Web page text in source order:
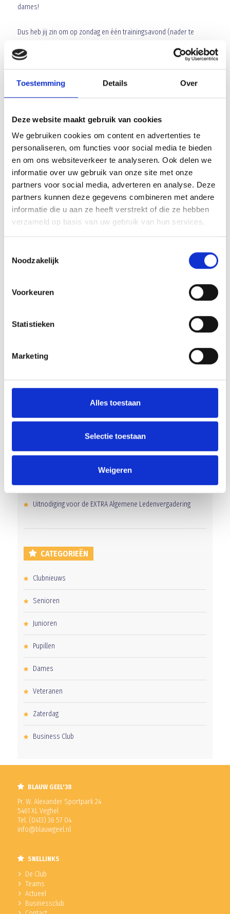
Toestemming Details Over
Deze website maakt gebruik van cookies
We gebruiken cookies om content en advertenties te
personaliseren, om functies voor social media te bieden
en om ons websiteverkeer te analyseren. Ook delen we
informatie over uw gebruik van onze site met onze
partners voor social media, adverteren en analyse. Deze
partners kunnen deze gegevens combineren met andere
informatie die u aan ze heeft verstrekt of die ze hebben
verzameld op basis van uw gebruik van hun services.
Noodzakelijk
Voorkeuren
Statistieken
Marketing
Alles toestaan
Selectie toestaan
Weigeren
dames!
Dus heb jij zin om op zondag en één trainingsavond (nader te
dan voor maandag 1 mei een berichtje naar:
blauwgeel38@hotmail.com
Groeten,
Dames 1
Array
Twitter FacebookWhatsApp
Beste leden en sponsoren van Blauw Geel’38/JUMBO
Effectiviteitstrainer kiest voor Businessclub BlauwGeel’38
Groot onderhoud op ons sportpark
Uitnodiging voor de EXTRA Algemene Ledenvergadering
CATEGORIEËN
Clubnieuws
Senioren
Junioren
Pupillen
Dames
Veteranen
Zaterdag
Business Club
BLAUW GEEL'38
Pr. W. Alexander Sportpark 24
5461 XL Veghel
Tel. (0413) 36 57 04
info@blauwgeel.nl
SNELLINKS
De Club
Teams
Actueel
Businessclub